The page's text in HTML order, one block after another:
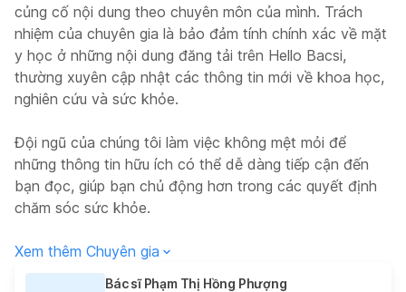
củng cố nội dung theo chuyên môn của mình. Trách
nhiệm của chuyên gia là bảo đảm tính chính xác về mặt
y học ở những nội dung đăng tải trên Hello Bacsi,
thường xuyên cập nhật các thông tin mới về khoa học,
nghiên cứu và sức khỏe.
Đội ngũ của chúng tôi làm việc không mệt mỏi để
những thông tin hữu ích có thể dễ dàng tiếp cận đến
bạn đọc, giúp bạn chủ động hơn trong các quyết định
chăm sóc sức khỏe.
Xem thêm Chuyên gia
Bác sĩ Phạm Thị Hồng Phượng